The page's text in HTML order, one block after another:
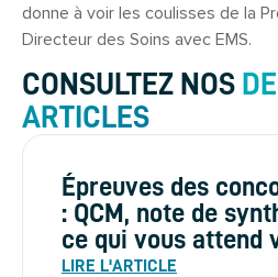
donne à voir les coulisses de la
Directeur des Soins avec EMS.
CONSULTEZ NOS
ARTICLES
Épreuves des
: QCM, note de
ce qui vous attend
LIRE L'ARTICLE